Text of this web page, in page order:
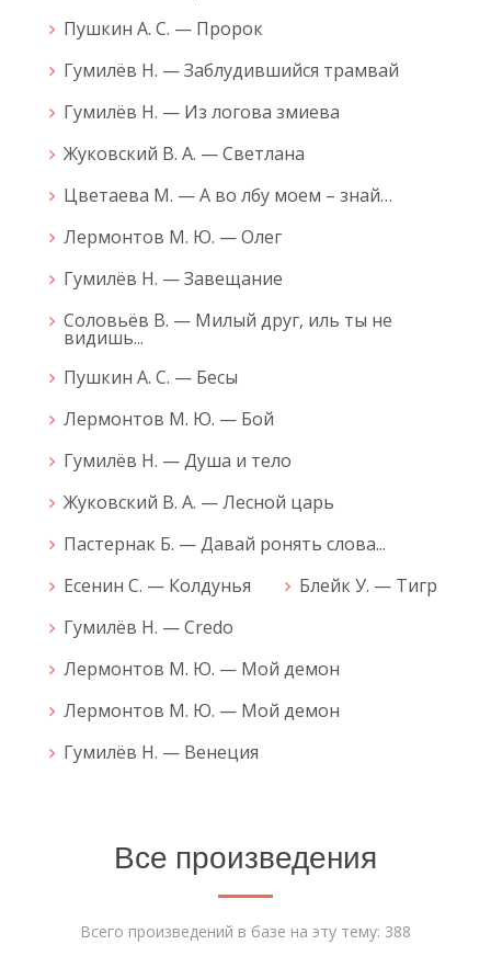
Пушкин А. С. — Пророк
Гумилёв Н. — Заблудившийся трамвай
Гумилёв Н. — Из логова змиева
Жуковский В. А. — Светлана
Цветаева М. — А во лбу моем – знай…
Лермонтов М. Ю. — Олег
Гумилёв Н. — Завещание
Соловьёв В. — Милый друг, иль ты не
видишь...
Пушкин А. С. — Бесы
Лермонтов М. Ю. — Бой
Гумилёв Н. — Душа и тело
Жуковский В. А. — Лесной царь
Пастернак Б. — Давай ронять слова...
Есенин С. — Колдунья
Блейк У. — Тигр
Гумилёв Н. — Credo
Лермонтов М. Ю. — Мой демон
Лермонтов М. Ю. — Мой демон
Гумилёв Н. — Венеция
Все произведения
Всего произведений в базе на эту тему: 388